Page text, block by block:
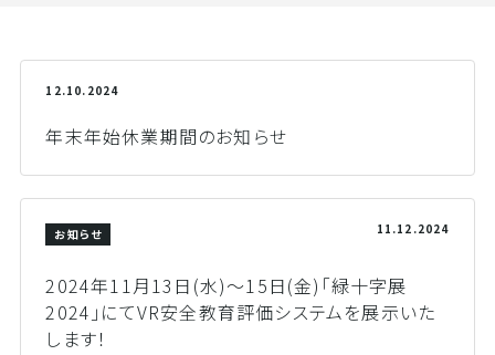
12.10.2024
年末年始休業期間のお知らせ
お知らせ 11.12.2024
2024年11月13日(水)～15日(金)「緑十字展
2024」にてVR安全教育評価システムを展示いた
します！